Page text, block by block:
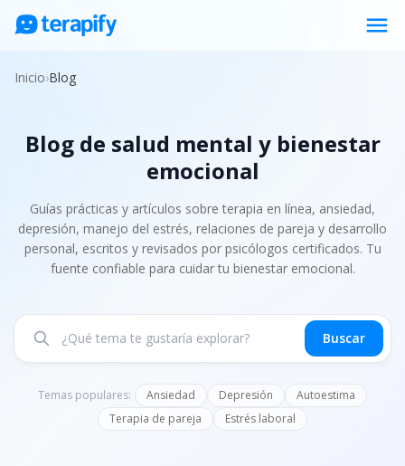
menu
Psicólogos en línea
Opiniones
Preguntas frecuentes
Blog
Trabaja con nosotros
Inicio›Blog
Blog de salud mental y bienestar
emocional
Guías prácticas y artículos sobre terapia en línea, ansiedad,
depresión, manejo del estrés, relaciones de pareja y desarrollo
personal, escritos y revisados por psicólogos certificados. Tu
fuente confiable para cuidar tu bienestar emocional.
Buscar
Temas populares: Ansiedad Depresión
Autoestima
Terapia de pareja
Estrés laboral